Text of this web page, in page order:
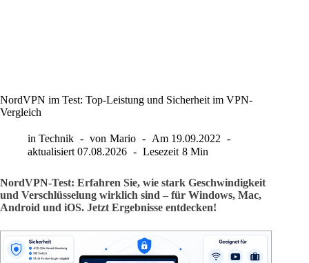
NordVPN im Test: Top-Leistung und Sicherheit im VPN-
Vergleich
in Technik von Mario Am 19.09.2022
aktualisiert 07.08.2026 Lesezeit 8 Min
NordVPN-Test: Erfahren Sie, wie stark Geschwindigkeit
und Verschlüsselung wirklich sind – für Windows, Mac,
Android und iOS. Jetzt Ergebnisse entdecken!